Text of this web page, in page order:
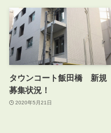
タウンコート飯田橋 新規
募集状況！
2020年5月21日